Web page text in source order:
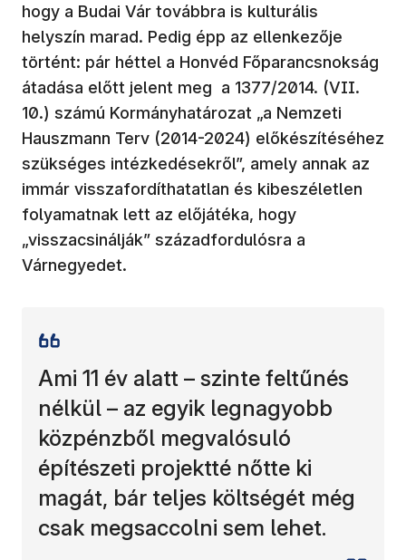
hogy a Budai Vár továbbra is kulturális
helyszín marad. Pedig épp az ellenkezője
történt: pár héttel a Honvéd Főparancsnokság
átadása előtt jelent meg a 1377/2014. (VII.
10.) számú Kormányhatározat „a Nemzeti
Hauszmann Terv (2014-2024) előkészítéséhez
szükséges intézkedésekről”, amely annak az
immár visszafordíthatatlan és kibeszéletlen
folyamatnak lett az előjátéka, hogy
„visszacsinálják” századfordulósra a
Várnegyedet.
Ami 11 év alatt – szinte feltűnés
nélkül – az egyik legnagyobb
közpénzből megvalósuló
építészeti projektté nőtte ki
magát, bár teljes költségét még
csak megsaccolni sem lehet.